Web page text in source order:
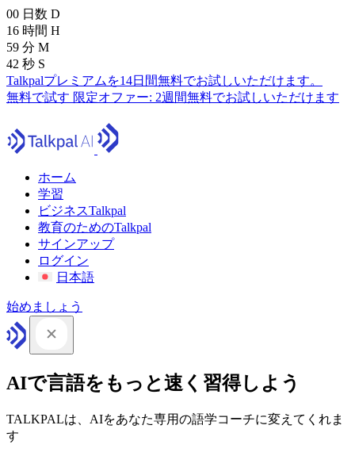
00 日数 D
16 時間 H
59 分 M
41 秒 S
Talkpalプレミアムを14日間無料でお試しいただけます。
無料で試す 限定オファー: 2週間無料でお試しいただけます
ホーム
学習
ビジネスTalkpal
教育のためのTalkpal
サインアップ
ログイン
日本語
始めましょう
AIで言語をもっと速く習得しよう
TALKPALは、AIをあなた専用の語学コーチに変えてくれま
す